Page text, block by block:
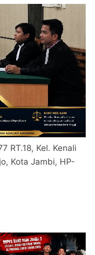
RT.18, Kel. Kenali
Kota Jambi, HP-